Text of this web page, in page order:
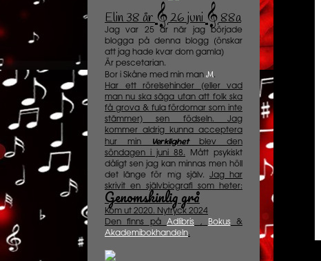
Elin 38 år𝄞26 juni𝄞88a
Jag var 25 år när jag började
blogga på denna blogg (önskar
att jag hade kvar dom gamla)
Är pescetarian.
Bor i Skåne med min man M.
Har ett rörelsehinder (eller vad
man nu ska säga utan att folk ska
få grova & fula fördomar som inte
stämmer) sen födseln. Jag
kommer aldrig kunna acceptera
hur min
Verklighetblev den
söndagen i juni 88. Mått psykiskt
dåligt sen jag kan minnas men höll
det länge för mig själv. Jag har
skrivit en självbiografi som heter:
Genomskinlig grå
Kom ut 2020. Nytryck 2024
Den finns på Adlibris , Bokus&
Akademibokhandeln.